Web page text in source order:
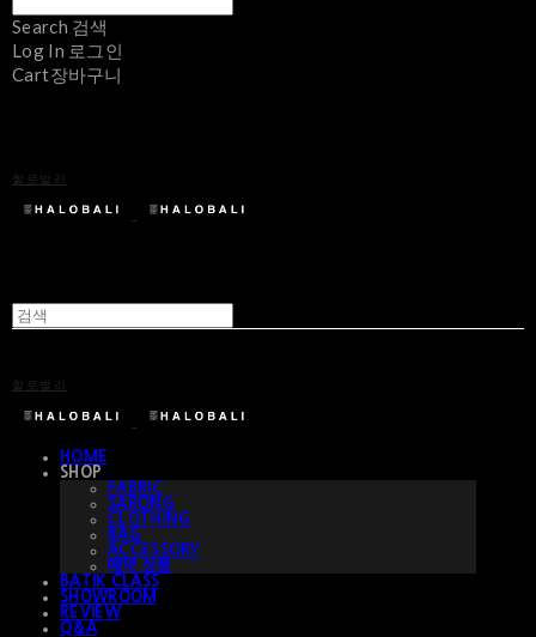
Search 검색
Log In 로그인
Cart장바구니
할로발리
할로발리
HOME
SHOP
FABRIC
SARONG
CLOTHING
BAG
ACCESSORY
예약 상품
BATIK CLASS
SHOWROOM
REVIEW
Q&A